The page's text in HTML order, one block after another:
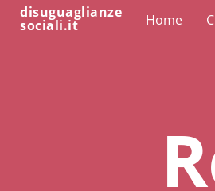
disuguaglianze
sociali.it Home